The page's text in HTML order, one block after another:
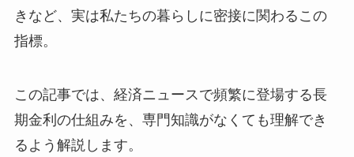
きなど、実は私たちの暮らしに密接に関わるこの
指標。
この記事では、経済ニュースで頻繁に登場する長
期金利の仕組みを、専門知識がなくても理解でき
るよう解説します。